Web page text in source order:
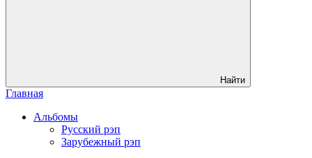
Найти
Главная
Альбомы
Русский рэп
Зарубежный рэп